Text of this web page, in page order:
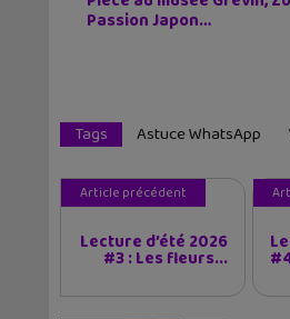
Passion Japon…
Tags Astuce WhatsApp
Article précédent
Lecture d’été 2026
#3 : Les fleurs...